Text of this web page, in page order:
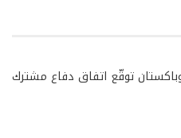
توقّع اتفاق دفاع مشترك